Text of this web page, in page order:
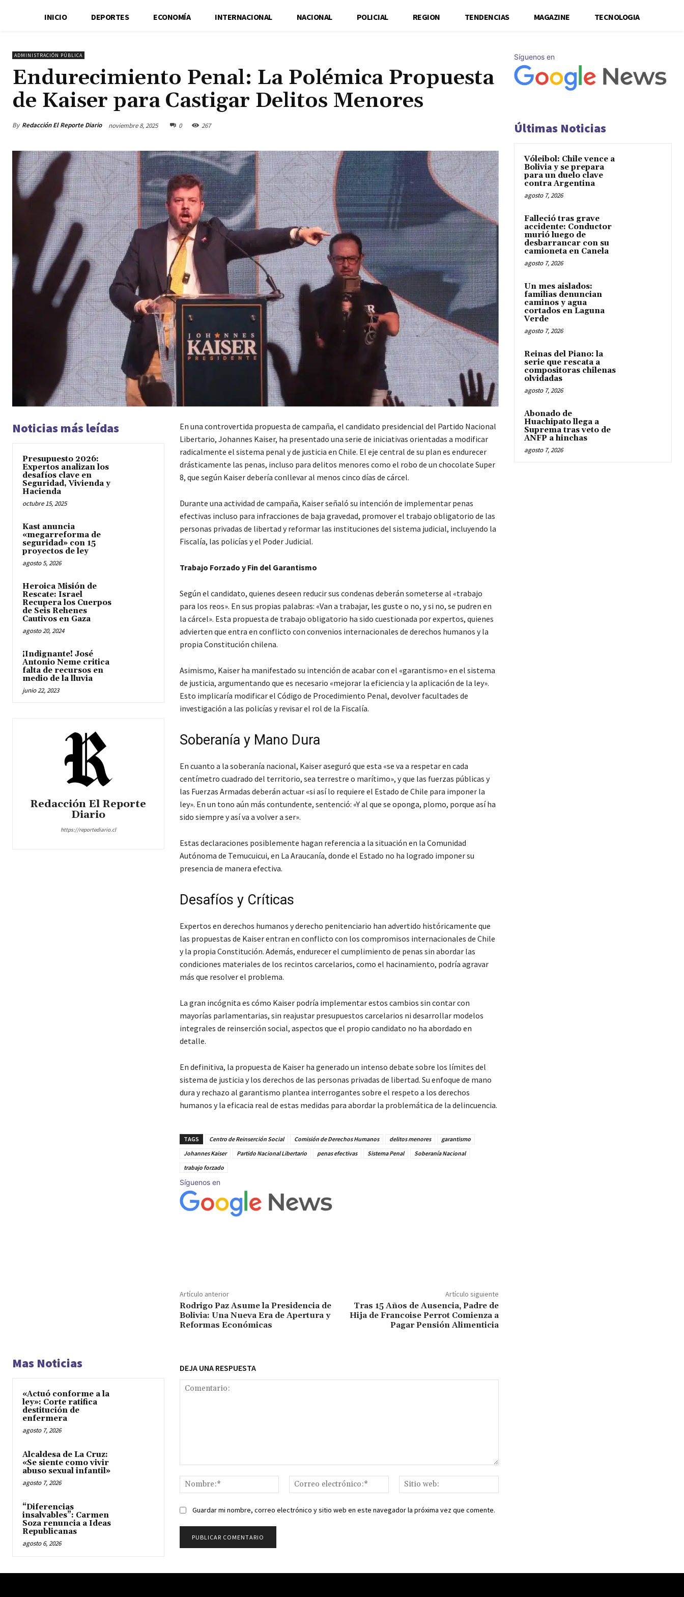
INICIO DEPORTES ECONOMÍA INTERNACIONAL NACIONAL POLICIAL REGION TENDENCIAS MAGAZINE TECNOLOGIA
ADMINISTRACIÓN PÚBLICA
Endurecimiento Penal: La Polémica Propuesta
de Kaiser para Castigar Delitos Menores
By Redacción El Reporte Diario noviembre 8, 2025 0 267
Noticias más leídas
Presupuesto 2026:
Expertos analizan los
desafíos clave en
Seguridad, Vivienda y
Hacienda
octubre 15, 2025
Kast anuncia
«megarreforma de
seguridad» con 15
proyectos de ley
agosto 5, 2026
Heroica Misión de
Rescate: Israel
Recupera los Cuerpos
de Seis Rehenes
Cautivos en Gaza
agosto 20, 2024
¡Indignante! José
Antonio Neme critica
falta de recursos en
medio de la lluvia
junio 22, 2023
Redacción El Reporte
Diario
https://reportediario.cl
En una controvertida propuesta de campaña, el candidato presidencial del Partido Nacional
Libertario, Johannes Kaiser, ha presentado una serie de iniciativas orientadas a modificar
radicalmente el sistema penal y de justicia en Chile. El eje central de su plan es endurecer
drásticamente las penas, incluso para delitos menores como el robo de un chocolate Super
8, que según Kaiser debería conllevar al menos cinco días de cárcel.
Durante una actividad de campaña, Kaiser señaló su intención de implementar penas
efectivas incluso para infracciones de baja gravedad, promover el trabajo obligatorio de las
personas privadas de libertad y reformar las instituciones del sistema judicial, incluyendo la
Fiscalía, las policías y el Poder Judicial.
Trabajo Forzado y Fin del Garantismo
Según el candidato, quienes deseen reducir sus condenas deberán someterse al «trabajo
para los reos». En sus propias palabras: «Van a trabajar, les guste o no, y si no, se pudren en
la cárcel». Esta propuesta de trabajo obligatorio ha sido cuestionada por expertos, quienes
advierten que entra en conflicto con convenios internacionales de derechos humanos y la
propia Constitución chilena.
Asimismo, Kaiser ha manifestado su intención de acabar con el «garantismo» en el sistema
de justicia, argumentando que es necesario «mejorar la eficiencia y la aplicación de la ley».
Esto implicaría modificar el Código de Procedimiento Penal, devolver facultades de
investigación a las policías y revisar el rol de la Fiscalía.
Soberanía y Mano Dura
En cuanto a la soberanía nacional, Kaiser aseguró que esta «se va a respetar en cada
centímetro cuadrado del territorio, sea terrestre o marítimo», y que las fuerzas públicas y
las Fuerzas Armadas deberán actuar «si así lo requiere el Estado de Chile para imponer la
ley». En un tono aún más contundente, sentenció: «Y al que se oponga, plomo, porque así ha
sido siempre y así va a volver a ser».
Estas declaraciones posiblemente hagan referencia a la situación en la Comunidad
Autónoma de Temucuicui, en La Araucanía, donde el Estado no ha logrado imponer su
presencia de manera efectiva.
Desafíos y Críticas
Expertos en derechos humanos y derecho penitenciario han advertido históricamente que
las propuestas de Kaiser entran en conflicto con los compromisos internacionales de Chile
y la propia Constitución. Además, endurecer el cumplimiento de penas sin abordar las
condiciones materiales de los recintos carcelarios, como el hacinamiento, podría agravar
más que resolver el problema.
La gran incógnita es cómo Kaiser podría implementar estos cambios sin contar con
mayorías parlamentarias, sin reajustar presupuestos carcelarios ni desarrollar modelos
integrales de reinserción social, aspectos que el propio candidato no ha abordado en
detalle.
En definitiva, la propuesta de Kaiser ha generado un intenso debate sobre los límites del
sistema de justicia y los derechos de las personas privadas de libertad. Su enfoque de mano
dura y rechazo al garantismo plantea interrogantes sobre el respeto a los derechos
humanos y la eficacia real de estas medidas para abordar la problemática de la delincuencia.
TAGS Centro de Reinserción Social Comisión de Derechos Humanos delitos menores
garantismo
Johannes Kaiser
Partido Nacional Libertario penas efectivas Sistema Penal
Soberanía Nacional
trabajo forzado
Síguenos en
Artículo anterior
Rodrigo Paz Asume la Presidencia de
Bolivia: Una Nueva Era de Apertura y
Reformas Económicas
Artículo siguiente
Tras 15 Años de Ausencia, Padre de
Hija de Francoise Perrot Comienza a
Pagar Pensión Alimenticia
Mas Noticias
«Actuó conforme a la
ley»: Corte ratifica
destitución de
enfermera
agosto 7, 2026
Alcaldesa de La Cruz:
«Se siente como vivir
abuso sexual infantil»
agosto 7, 2026
“Diferencias
insalvables”: Carmen
Soza renuncia a Ideas
Republicanas
agosto 6, 2026
DEJA UNA RESPUESTA
Nombre:*
Correo
electrónico:*
web:
Guardar mi nombre, correo electrónico y sitio web en este navegador la próxima vez que comente.
Síguenos en
Últimas Noticias
Vóleibol: Chile vence a
Bolivia y se prepara
para un duelo clave
contra Argentina
agosto 7, 2026
Falleció tras grave
accidente: Conductor
murió luego de
desbarrancar con su
camioneta en Canela
agosto 7, 2026
Un mes aislados:
familias denuncian
caminos y agua
cortados en Laguna
Verde
agosto 7, 2026
Reinas del Piano: la
serie que rescata a
compositoras chilenas
olvidadas
agosto 7, 2026
Abonado de
Huachipato llega a
Suprema tras veto de
ANFP a hinchas
agosto 7, 2026